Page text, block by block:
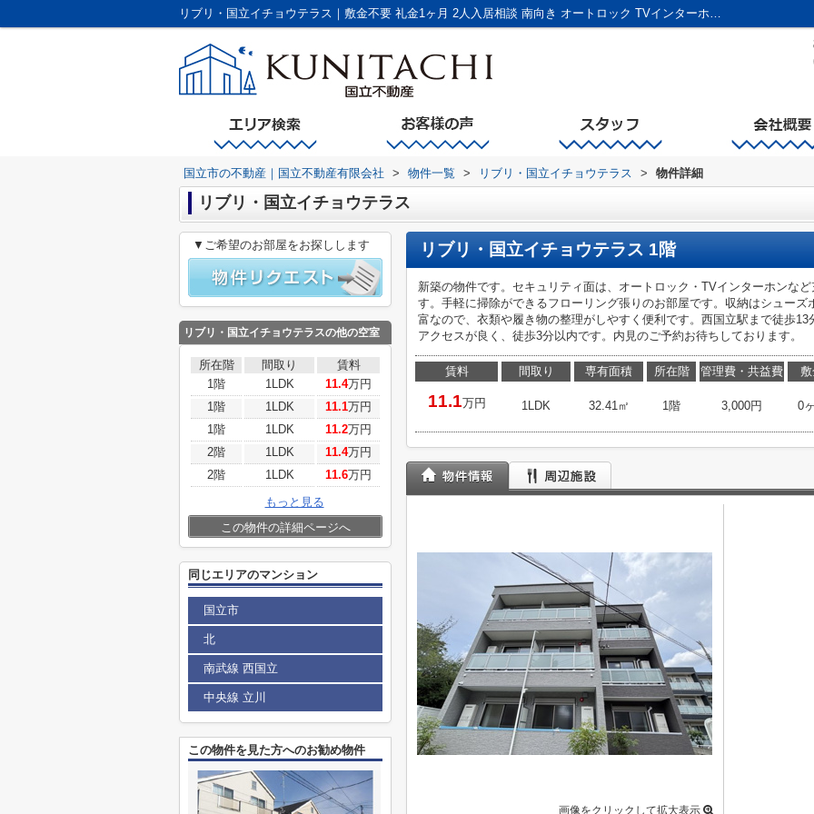
リブリ・国立イチョウテラス｜敷金不要 礼金1ヶ月 2人入居相談 南向き オートロック TVインターホン 防犯カメラ 宅配ボックス バストイレ別 浴室乾燥機 温水洗浄便座 洗面所独立 エアコン フローリング バルコニー BS バス停徒歩3分以内｜国立市の不動産｜国立不動産有限会社
国立市の不動産｜国立不動産有限会社 > 物件一覧 > リブリ・国立イチョウテラス > 物件詳細
リブリ・国立イチョウテラス
リブリ・国立イチョウテラス 1階
新築の物件です。セキュリティ面は、オートロック・TVインターホンな
す。手軽に掃除ができるフローリング張りのお部屋です。収納はシュー
富なので、衣類や履き物の整理がしやすく便利です。西国立駅まで徒歩
アクセスが良く、徒歩3分以内です。内見のご予約お待ちしております。
賃料
11.1万円
間取り
1LDK
専有面積
32.41㎡
所在階
1階
管理費・共益費
3,000円 0
画像をクリックして拡大表示
▼ご希望のお部屋をお探しします
リブリ・国立イチョウテラスの他の空室
所在階 間取り
賃料
1階
1LDK 11.4万円
1階
1LDK 11.1万円
1階
1LDK 11.2万円
2階
1LDK 11.4万円
2階
1LDK 11.6万円
もっと見る
この物件の詳細ページへ
同じエリアのマンション
国立市
北
南武線 西国立
中央線 立川
この物件を見た方へのお勧め物件